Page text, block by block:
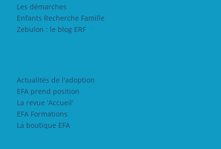
Les démarches
Enfants Recherche Famille
Zebulon : le blog ERF
Actualités de l'adoption
EFA prend position
La revue 'Accueil'
EFA Formations
La boutique EFA